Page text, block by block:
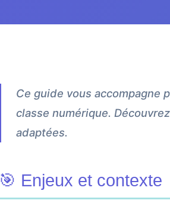
Ce guide vous accompagne
classe numérique.
adaptées.
🎯 Enjeux et contexte